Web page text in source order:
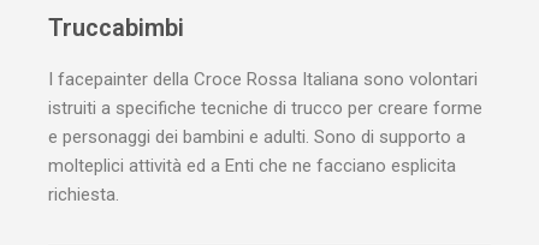
Truccabimbi
I facepainter della Croce Rossa Italiana sono volontari
istruiti a specifiche tecniche di trucco per creare forme
e personaggi dei bambini e adulti. Sono di supporto a
molteplici attività ed a Enti che ne facciano esplicita
richiesta.